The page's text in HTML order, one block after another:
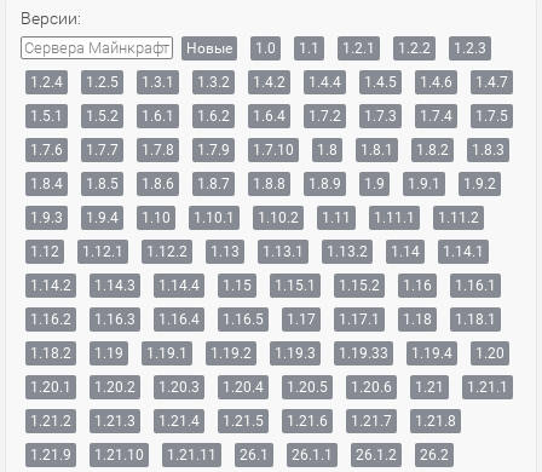
Версии:
Сервера Майнкрафт Новые 1.0 1.1 1.2.1 1.2.2
1.2.3
1.2.4
1.2.5 1.3.1 1.3.2 1.4.2 1.4.4 1.4.5 1.4.6
1.4.7
1.5.1
1.5.2 1.6.1 1.6.2 1.6.4 1.7.2 1.7.3 1.7.4
1.7.5
1.7.6
1.7.7 1.7.8 1.7.9 1.7.10 1.8 1.8.1 1.8.2
1.8.3
1.8.4
1.8.5 1.8.6 1.8.7 1.8.8 1.8.9 1.9 1.9.1
1.9.2
1.9.3
1.9.4 1.10 1.10.1 1.10.2 1.11 1.11.1
1.11.2
1.12
1.12.1 1.12.2 1.13 1.13.1 1.13.2 1.14
1.14.1
1.14.2
1.14.3 1.14.4 1.15 1.15.1 1.15.2 1.16
1.16.1
1.16.2
1.16.3 1.16.4 1.16.5 1.17 1.17.1 1.18
1.18.1
1.18.2
1.19 1.19.1 1.19.2 1.19.3 1.19.33 1.19.4
1.20
1.20.1
1.20.2 1.20.3 1.20.4 1.20.5 1.20.6 1.21
1.21.1
1.21.2
1.21.3 1.21.4 1.21.5 1.21.6 1.21.7
1.21.8
1.21.9
1.21.10 1.21.11 26.1 26.1.1 26.1.2 26.2